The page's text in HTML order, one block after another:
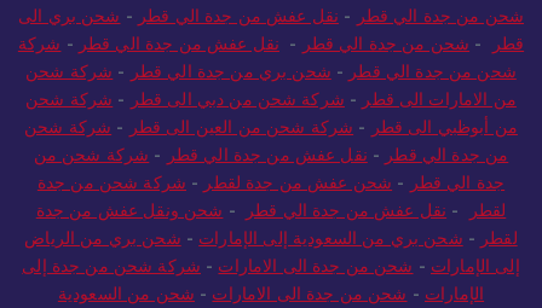
شحن من جدة الي قطر - نقل عفش من جدة الي قطر - شحن بري الى
قطر
- شحن من جدة الي قطر - نقل عفش من جدة الي قطر - شركة
شحن من جدة الي قطر - شحن بري من جدة الي قطر - شركة شحن
من الامارات الى قطر - شركة شحن من دبي الى قطر - شركة شحن
من أبوظبي الى قطر - شركة شحن من العين الى قطر - شركة شحن
من جدة الي قطر - نقل عفش من جدة الي قطر - شركة شحن من
جدة الي قطر - شحن عفش من جدة لقطر - شركة شحن من جدة
لقطر
- نقل عفش من جدة الي قطر - شحن ونقل عفش من جدة
لقطر - شحن بري من السعودية إلى الإمارات - شحن بري من الرياض
إلى الإمارات - شحن من جدة الى الامارات - شركة شحن من جدة إلى
الإمارات - شحن من جدة الى الامارات - شحن من السعودية